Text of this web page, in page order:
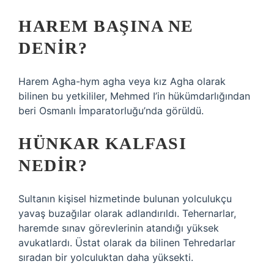
HAREM BAŞINA NE
DENIR?
Harem Agha-hym agha veya kız Agha olarak
bilinen bu yetkililer, Mehmed I’in hükümdarlığından
beri Osmanlı İmparatorluğu’nda görüldü.
HÜNKAR KALFASI
NEDIR?
Sultanın kişisel hizmetinde bulunan yolculukçu
yavaş buzağılar olarak adlandırıldı. Tehernarlar,
haremde sınav görevlerinin atandığı yüksek
avukatlardı. Üstat olarak da bilinen Tehredarlar
sıradan bir yolculuktan daha yüksekti.